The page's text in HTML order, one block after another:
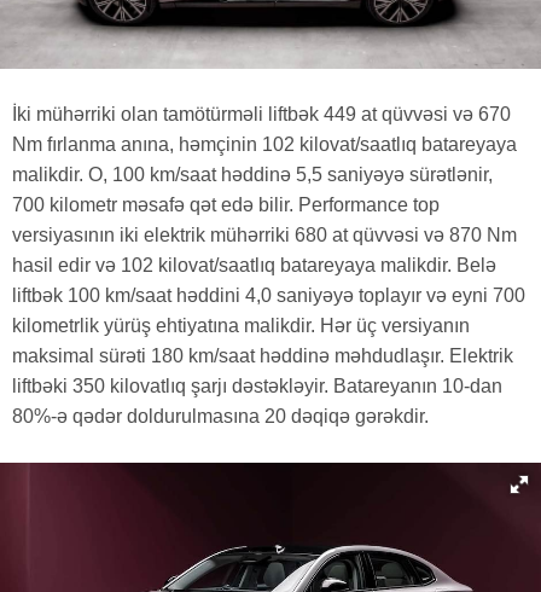
İki mühərriki olan tamötürməli liftbək 449 at qüvvəsi və 670
Nm fırlanma anına, həmçinin 102 kilovat/saatlıq batareyaya
malikdir. O, 100 km/saat həddinə 5,5 saniyəyə sürətlənir,
700 kilometr məsafə qət edə bilir. Performance top
versiyasının iki elektrik mühərriki 680 at qüvvəsi və 870 Nm
hasil edir və 102 kilovat/saatlıq batareyaya malikdir. Belə
liftbək 100 km/saat həddini 4,0 saniyəyə toplayır və eyni 700
kilometrlik yürüş ehtiyatına malikdir. Hər üç versiyanın
maksimal sürəti 180 km/saat həddinə məhdudlaşır. Elektrik
liftbəki 350 kilovatlıq şarjı dəstəkləyir. Batareyanın 10-dan
80%-ə qədər doldurulmasına 20 dəqiqə gərəkdir.